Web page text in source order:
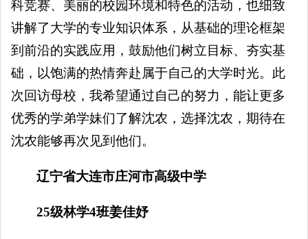
科竞赛、美丽的校园环境和特色的活动，也细致
讲解了大学的专业知识体系，从基础的理论框架
到前沿的实践应用，鼓励他们树立目标、夯实基
础，以饱满的热情奔赴属于自己的大学时光。此
次回访母校，我希望通过自己的努力，能让更多
优秀的学弟学妹们了解沈农，选择沈农，期待在
沈农能够再次见到他们。
辽宁省大连市庄河市高级中学
25级林学4班姜佳妤